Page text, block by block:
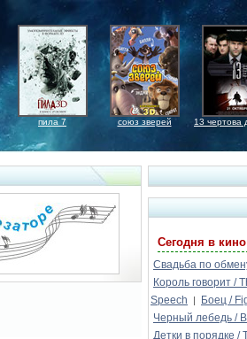
пила 7 союз зверей 13 чертова
Сегодня в кино
Свадьба по
Король говорит /
Speech
| Боец /
Черный лебедь /
Детки в порядке /